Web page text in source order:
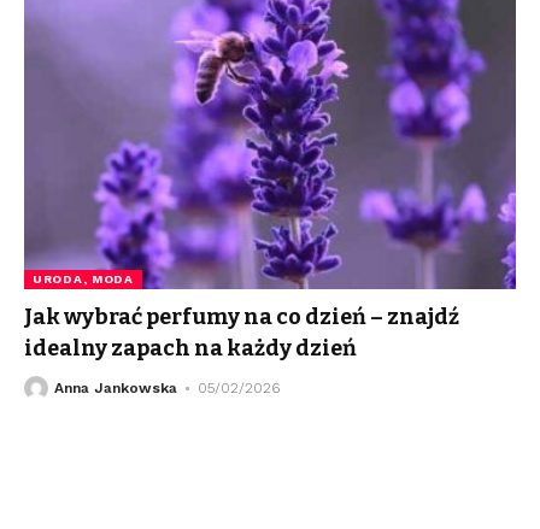
URODA, MODA
Jak wybrać perfumy na co dzień – znajdź
idealny zapach na każdy dzień
Anna Jankowska 05/02/2026